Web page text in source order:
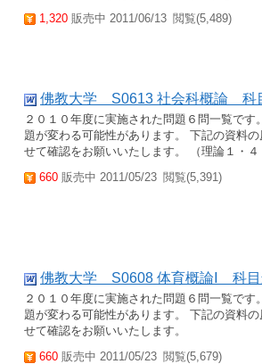
1,320 販売中 2011/06/13 閲覧(5,489)
佛教大学 S0613 社会科概論 科
２０１０年度に実施された問題６問一覧で
題が変わる可能性があります。 下記の資料
せて確認をお願いいたします。 （理論１・
660 販売中 2011/05/23 閲覧(5,391)
佛教大学 S0608 体育概論Ⅰ 科
２０１０年度に実施された問題６問一覧で
題が変わる可能性があります。 下記の資料
せて確認をお願いいたします。
660 販売中 2011/05/23 閲覧(5,679)